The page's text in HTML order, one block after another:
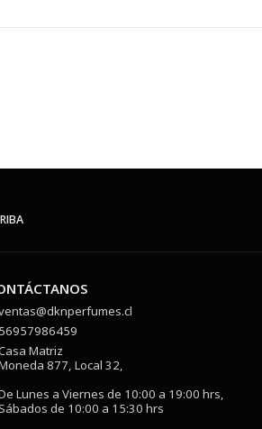
56957986459
Matriz
877, Local 32,
Lunes a Viernes de 10:00 a 19:00 hrs,
de 10:00 a 15:30 hrs